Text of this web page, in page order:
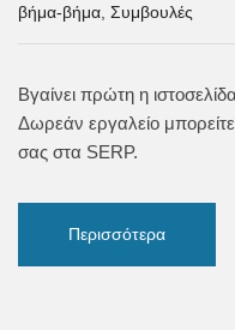
βήμα-βήμα, Συμβουλές
Βγαίνει πρώτη η
Δωρεάν εργαλείο
σας στα SERP.
Περισσότερα